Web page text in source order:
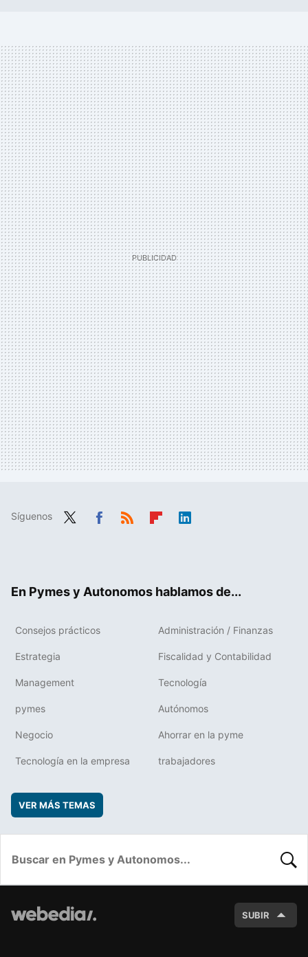
Síguenos
En Pymes y Autonomos hablamos de...
Consejos prácticos Administración / Finanzas
Estrategia Fiscalidad y Contabilidad
Management Tecnología
pymes Autónomos
Negocio Ahorrar en la pyme
Tecnología en la empresa trabajadores
VER MÁS TEMAS
SUBIR